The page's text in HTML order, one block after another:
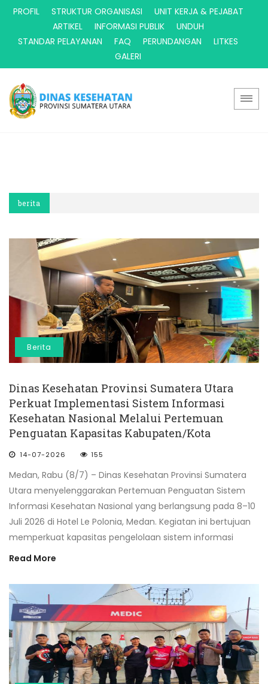
PROFIL STRUKTUR ORGANISASI
UNIT KERJA & PEJABAT
ARTIKEL
INFORMASI PUBLIK
UNDUH
STANDAR PELAYANAN
FAQ PERUNDANGAN
LITKES
GALERI
berita
Berita
Dinas Kesehatan Provinsi Sumatera Utara
Perkuat Implementasi Sistem Informasi
Kesehatan Nasional Melalui Pertemuan
Penguatan Kapasitas Kabupaten/Kota
14-07-2026 155
Medan, Rabu (8/7) – Dinas Kesehatan Provinsi Sumatera
Utara menyelenggarakan Pertemuan Penguatan Sistem
Informasi Kesehatan Nasional yang berlangsung pada 8–10
Juli 2026 di Hotel Le Polonia, Medan. Kegiatan ini bertujuan
memperkuat kapasitas pengelolaan sistem informasi
Read More